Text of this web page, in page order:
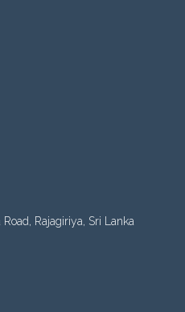
Rajagiriya, Sri Lanka